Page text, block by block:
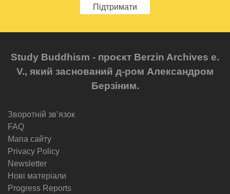
Підтримати
Study Buddhism - проєкт Berzin Archives e.
V., який заснований д-ром Александром
Берзіним.
Зворотній звʼязок
FAQ
Мапа сайту
Privacy Policy
Newsletter
Нові матеріали
Progress Reports